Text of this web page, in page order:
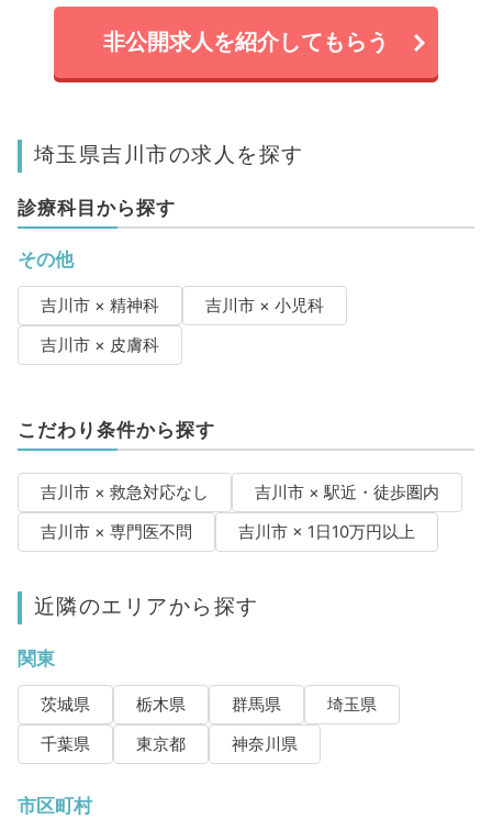
非公開求人を紹介してもらう
埼玉県吉川市の求人を探す
診療科目から探す
その他
吉川市 × 精神科
吉川市 × 小児科
吉川市 × 皮膚科
こだわり条件から探す
吉川市 × 救急対応なし
吉川市 × 駅近・徒歩圏内
吉川市 × 専門医不問
吉川市 × 1日10万円以上
近隣のエリアから探す
関東
茨城県 栃木県 群馬県
埼玉県
千葉県
東京都 神奈川県
市区町村